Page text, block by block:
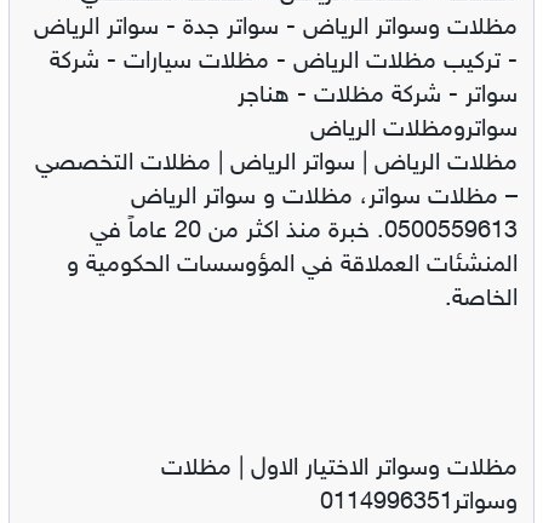
مظلات وسواتر الرياض - سواتر جدة - سواتر الرياض
- تركيب مظلات الرياض - مظلات سيارات - شركة
سواتر - شركة مظلات - هناجر
سواترومظلات الرياض
مظلات الرياض | سواتر الرياض | مظلات التخصصي
– مظلات سواتر، مظلات و سواتر الرياض
0500559613. خبرة منذ اكثر من 20 عاماً في
المنشئات العملاقة في المؤوسسات الحكومية و
الخاصة.
مظلات وسواتر الاختيار الاول | مظلات
وسواتر0114996351